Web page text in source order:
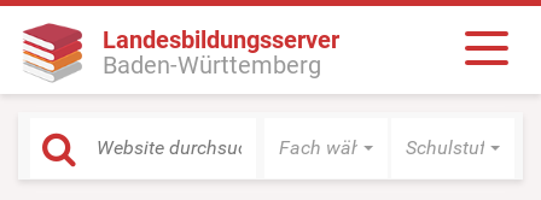
Landesbildungsserver
Baden-Württemberg
Fach wählen Schulstufe